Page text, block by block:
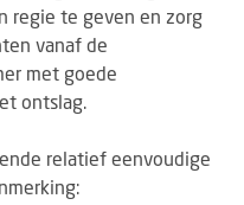
regie te geven en zorg
vanaf de
met goede
ontslag.
relatief eenvoudige